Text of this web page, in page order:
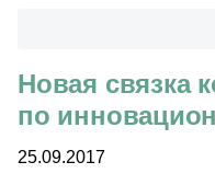
Новая связка
по
25.09.2017